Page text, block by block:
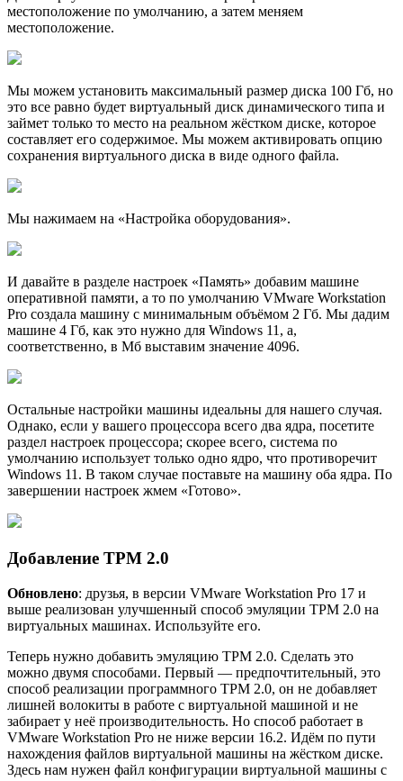
местоположение по умолчанию, а затем меняем
местоположение.
Мы можем установить максимальный размер диска 100 Гб, но
это все равно будет виртуальный диск динамического типа и
займет только то место на реальном жёстком диске, которое
составляет его содержимое. Мы можем активировать опцию
сохранения виртуального диска в виде одного файла.
Мы нажимаем на «Настройка оборудования».
И давайте в разделе настроек «Память» добавим машине
оперативной памяти, а то по умолчанию VMware Workstation
Pro создала машину с минимальным объёмом 2 Гб. Мы дадим
машине 4 Гб, как это нужно для Windows 11, а,
соответственно, в Мб выставим значение 4096.
Остальные настрoйки машины идеальны для нашего случая.
Однако, если у вашего процессора всего два ядра, посетите
раздел настроек процессора; скорее всего, система по
умолчанию использует только одно ядро, что противоречит
Windows 11. В таком случае поставьте на машину оба ядра. По
завершении настроек жмем «Готово».
Добавление TPM 2.0
Обновлено: друзья, в версии VMware Workstation Pro 17 и
выше реализован улучшенный способ эмуляции TPM 2.0 на
виртуальных машинах. Используйте его.
Теперь нужно добавить эмуляцию TPM 2.0. Сделать это
можно двумя способами. Первый — предпочтительный, это
способ реализации программного TPM 2.0, он не добавляет
лишней волокиты в работе с виртуальной машиной и не
забирает у неё производительность. Но способ работает в
VMware Workstation Pro не ниже версии 16.2. Идём по пути
нахождения файлов виртуальной машины на жёстком диске.
Здесь нам нужен файл конфигурации виртуальной машины с